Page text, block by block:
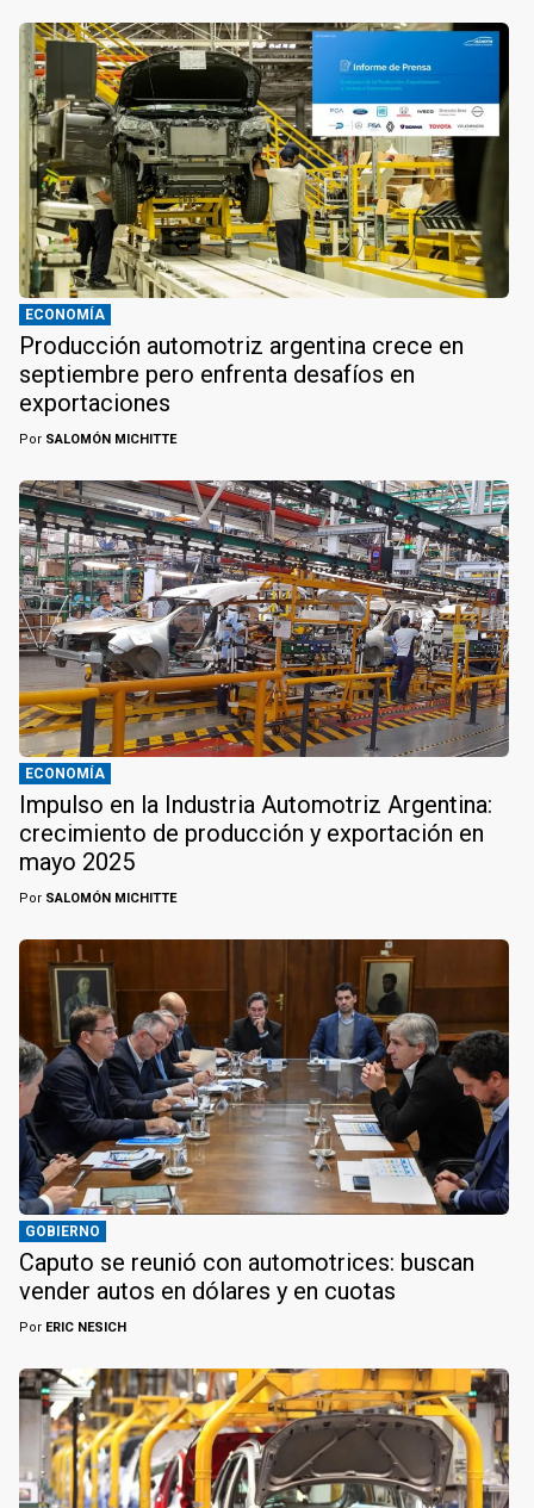
ECONOMÍA
Producción automotriz argentina crece en
septiembre pero enfrenta desafíos en
exportaciones
Por SALOMÓN MICHITTE
ECONOMÍA
Impulso en la Industria Automotriz Argentina:
crecimiento de producción y exportación en
mayo 2025
Por SALOMÓN MICHITTE
GOBIERNO
Caputo se reunió con automotrices: buscan
vender autos en dólares y en cuotas
Por ERIC NESICH